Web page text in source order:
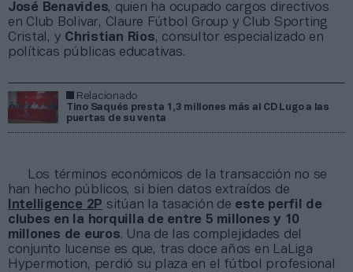
José Benavides, quien ha ocupado cargos directivos
en Club Bolivar, Claure Fútbol Group y Club Sporting
Cristal, y Christian Rios, consultor especializado en
políticas públicas educativas.
Relacionado
Tino Saqués presta 1,3 millones más al CD Lugo a las
puertas de su venta
Los términos económicos de la transacción no se
han hecho públicos, si bien datos extraídos de
Intelligence 2P sitúan la tasación de este perfil de
clubes en la horquilla de entre 5 millones y 10
millones de euros. Una de las complejidades del
conjunto lucense es que, tras doce años en LaLiga
Hypermotion, perdió su plaza en el fútbol profesional